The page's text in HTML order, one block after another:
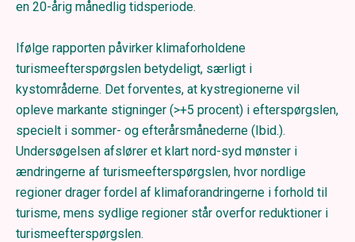
en 20-årig månedlig tidsperiode.
Ifølge rapporten påvirker klimaforholdene
turismeefterspørgslen betydeligt, særligt i
kystområderne. Det forventes, at kystregionerne vil
opleve markante stigninger (>+5 procent) i efterspørgslen,
specielt i sommer- og efterårsmånederne (Ibid.).
Undersøgelsen afslører et klart nord-syd mønster i
ændringerne af turismeefterspørgslen, hvor nordlige
regioner drager fordel af klimaforandringerne i forhold til
turisme, mens sydlige regioner står overfor reduktioner i
turismeefterspørgslen.